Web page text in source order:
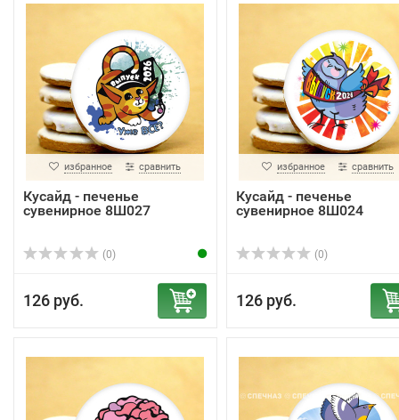
избранное сравнить
Кусайд - печенье
сувенирное 8Ш027
(0)
126 руб.
избранное сравнить
Кусайд - печенье
сувенирное 8Ш024
(0)
126 руб.